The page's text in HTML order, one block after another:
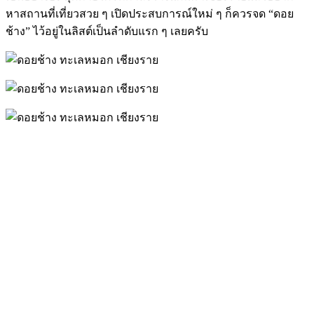
หาสถานที่เที่ยวสวย ๆ เปิดประสบการณ์ใหม่ ๆ ก็ควรจด “ดอย
ช้าง” ไว้อยู่ในลิสต์เป็นลำดับแรก ๆ เลยครับ